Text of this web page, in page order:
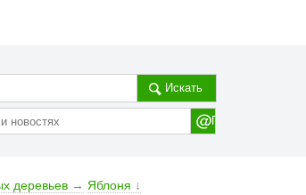
Искать
деревьев → Яблоня ↓